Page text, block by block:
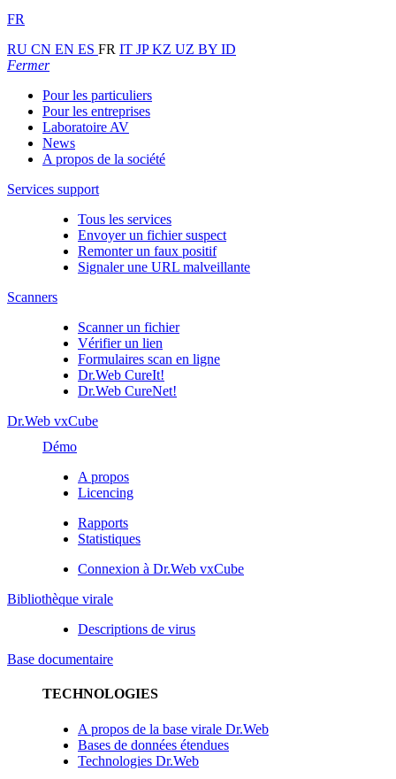
FR
RU CN EN ES FR IT JPKZ UZ BY ID
Fermer
Pour les particuliers
Pour les entreprises
Laboratoire AV
News
A propos de la société
Services support
Tous les services
Envoyer un fichier suspect
Remonter un faux positif
Signaler une URL malveillante
Scanners
Scanner un fichier
Vérifier un lien
Formulaires scan en ligne
Dr.Web CureIt!
Dr.Web CureNet!
Dr.Web vxCube
Démo
A propos
Licencing
Rapports
Statistiques
Connexion à Dr.Web vxCube
Bibliothèque virale
Descriptions de virus
Base documentaire
TECHNOLOGIES
A propos de la base virale Dr.Web
Bases de données étendues
Technologies Dr.Web